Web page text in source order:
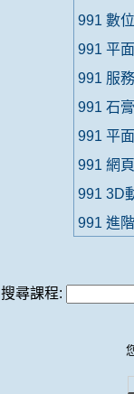
991 數
991 平
991 服
991 石
991 平
991 網
991 3D
991 進
搜尋課程: